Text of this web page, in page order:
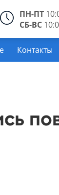
ПН-ПТ
СБ-ВС
Контакты